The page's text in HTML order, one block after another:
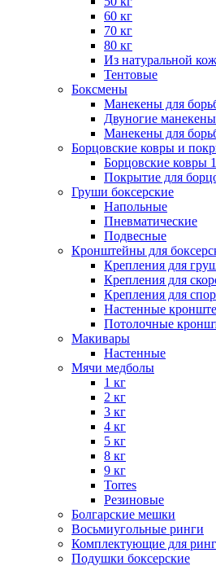
60 кг
70 кг
80 кг
Из натуральной
Тентовые
Боксмены
Манекены для
Двуногие
Манекены для
Борцовские ковры и
Борцовские ковры
Покрытие для
Груши боксерские
Напольные
Пневматические
Подвесные
Кронштейны для
Крепления для
Крепления для
Крепления для
Настенные
Потолочные
Макивары
Настенные
Мячи медболы
1 кг
2 кг
3 кг
4 кг
5 кг
8 кг
9 кг
Torres
Резиновые
Болгарские мешки
Восьмиугольные ринги
Комплектующие для
Подушки боксерские